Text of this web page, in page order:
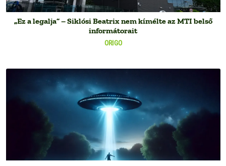
ORIGO
„Ez a legalja” – Siklósi Beatrix nem kímélte az MTI belső
informátorait